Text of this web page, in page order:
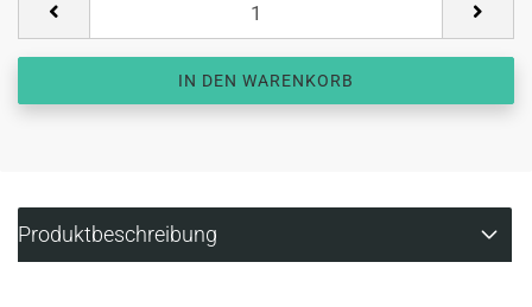
Produktbeschreibung